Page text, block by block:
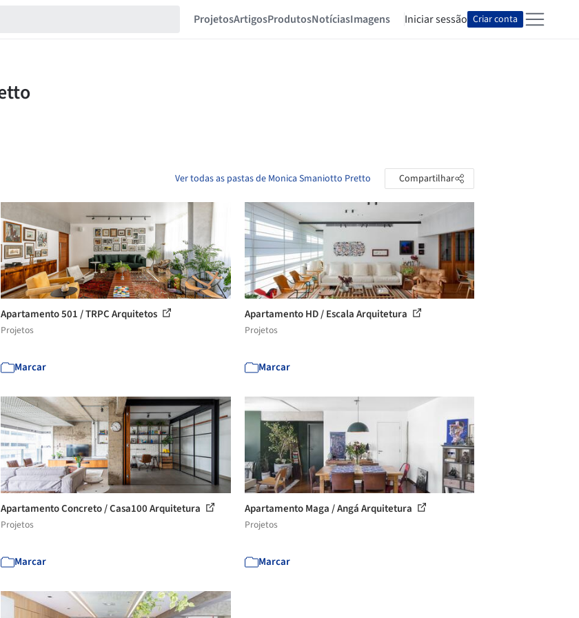
ProjetosArtigosProdutosNotíciasImagens Iniciar sessão Criar conta
Ver todas as pastas de Monica Smaniotto Pretto Compartilhar
Apartamento 501 / TRPC Arquitetos
Projetos
Marcar
Apartamento HD / Escala Arquitetura
Projetos
Marcar
Apartamento Concreto / Casa100 Arquitetura
Projetos
Marcar
Apartamento Maga / Angá Arquitetura
Projetos
Marcar